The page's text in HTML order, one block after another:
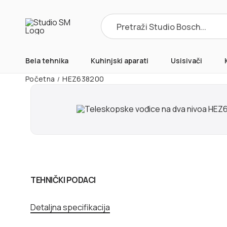
Products
search
Bela tehnika Kuhinjski aparati Usisivači
Početna / HEZ638200
TEHNIČKI PODACI
Detaljna specifikacija